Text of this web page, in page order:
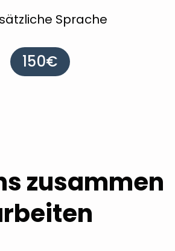
Sprache
150€
zusammen